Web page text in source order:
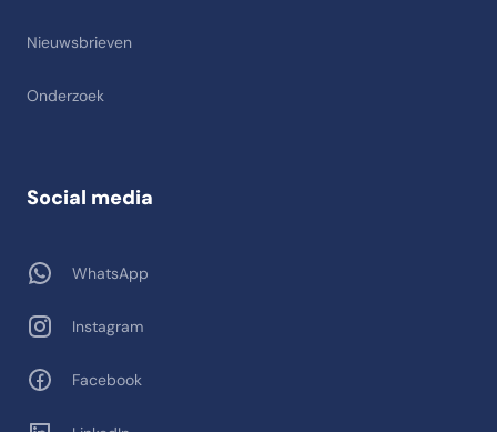
Nieuwsbrieven
Onderzoek
Social media
WhatsApp
Instagram
Facebook